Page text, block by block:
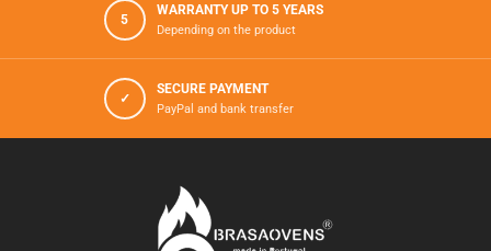
5
WARRANTY UP TO 5 YEARS
Depending on the product
✓
SECURE PAYMENT
PayPal and bank transfer